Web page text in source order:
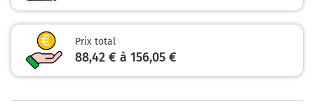
Prendre à gauche et rejoindre A9 E15. Continuer
sur 14 kilomètres
A9
Orange
18,4 km
Prix total
88,42 € à 156,05 €